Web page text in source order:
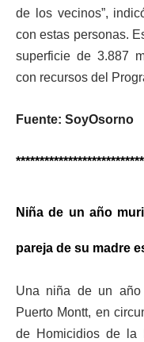
de los vecinos”,
con estas personas.
superficie de 3.887
con recursos del
Fuente: SoyOsorno
Niña de un año
pareja de su madre
Una niña de un
Puerto Montt, en
de Homicidios de la